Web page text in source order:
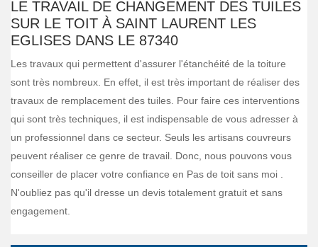
LE TRAVAIL DE CHANGEMENT DES TUILES
SUR LE TOIT À SAINT LAURENT LES
EGLISES DANS LE 87340
Les travaux qui permettent d'assurer l'étanchéité de la toiture
sont très nombreux. En effet, il est très important de réaliser des
travaux de remplacement des tuiles. Pour faire ces interventions
qui sont très techniques, il est indispensable de vous adresser à
un professionnel dans ce secteur. Seuls les artisans couvreurs
peuvent réaliser ce genre de travail. Donc, nous pouvons vous
conseiller de placer votre confiance en Pas de toit sans moi .
N'oubliez pas qu'il dresse un devis totalement gratuit et sans
engagement.